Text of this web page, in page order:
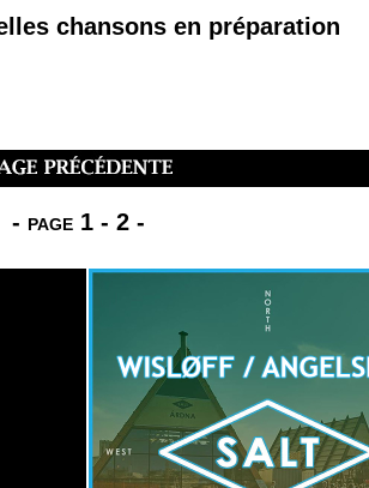
chansons en préparation
- page 1 - 2 -